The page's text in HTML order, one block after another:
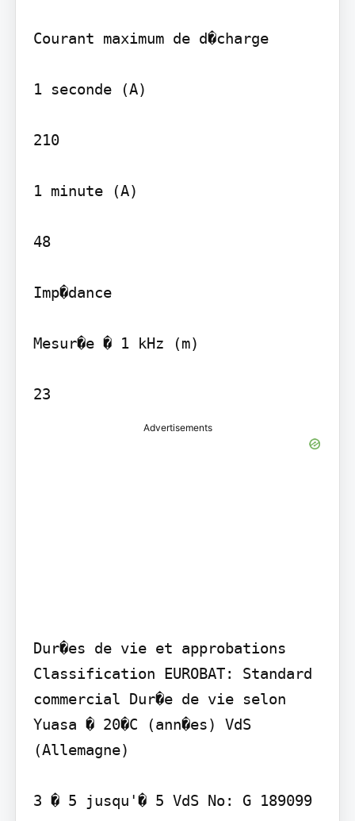
Courant maximum de d�charge
1 seconde (A)
210
1 minute (A)
48
Imp�dance
Mesur�e � 1 kHz (m)
Advertisements
Dur�es de vie et approbations
Classification EUROBAT: Standard
commercial Dur�e de vie selon
Yuasa � 20�C (ann�es) VdS
(Allemagne)
3 � 5 jusqu'� 5 VdS No: G 189099